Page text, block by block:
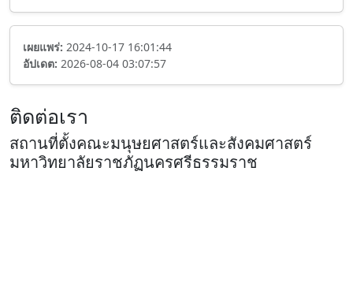
เผยแพร่: 2024-10-17 16:01:44
อัปเดต: 2026-08-04 03:07:57
ติดต่อเรา
สถานที่ตั้งคณะมนุษยศาสตร์และสังคมศาสตร์
มหาวิทยาลัยราชภัฏนครศรีธรรมราช